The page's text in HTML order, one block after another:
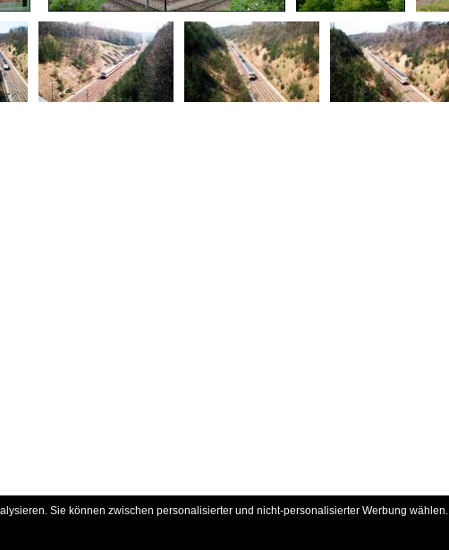
Sie können zwischen personalisierter und nicht-personalisierter Werbung wählen.